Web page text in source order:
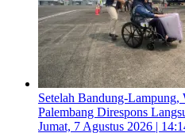
Setelah Bandung-
Palembang Direspons
Jumat, 7 Agustus 2026 |